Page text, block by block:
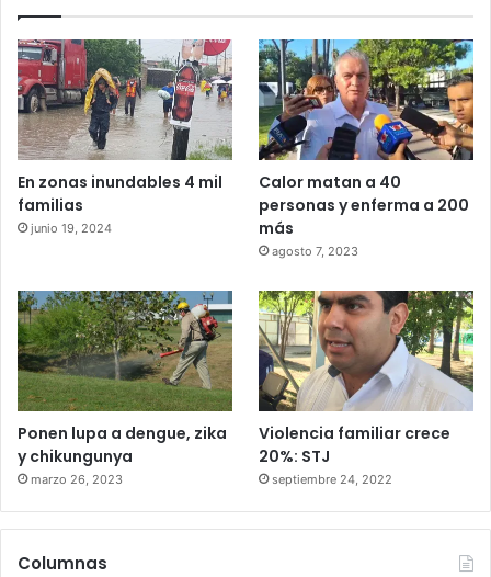
En zonas inundables 4 mil
familias
junio 19, 2024
Calor matan a 40
personas y enferma a 200
más
agosto 7, 2023
Ponen lupa a dengue, zika
y chikungunya
marzo 26, 2023
Violencia familiar crece
20%: STJ
septiembre 24, 2022
Columnas